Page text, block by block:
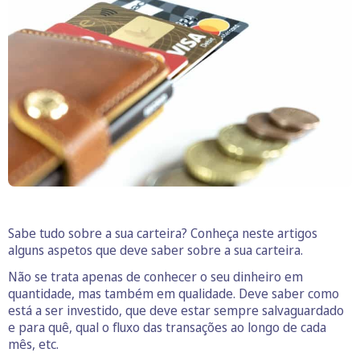
Sabe tudo sobre a sua carteira? Conheça neste artigos
alguns aspetos que deve saber sobre a sua carteira.
Não se trata apenas de conhecer o seu dinheiro em
quantidade, mas também em qualidade. Deve saber como
está a ser investido, que deve estar sempre salvaguardado
e para quê, qual o fluxo das transações ao longo de cada
mês, etc.